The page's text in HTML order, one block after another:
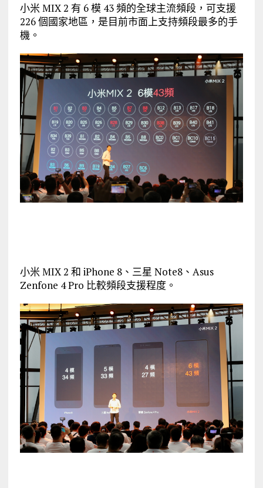
小米 MIX 2 有 6 模 43 頻的全球主流頻段，可支援
226 個國家地區，是目前市面上支持頻段最多的手
機。
小米 MIX 2 和 iPhone 8、三星 Note8、Asus
Zenfone 4 Pro 比較頻段支援程度。